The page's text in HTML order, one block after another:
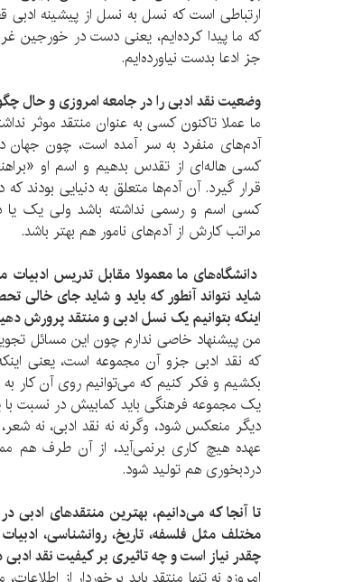
ارتباطی است که نسل به نسل از پیشینه
که ما پیدا کرده‌ایم، یعنی دست در خورجین
جز ادعا بدست نیاورده‌ایم.
وضعیت نقد ادبی را در جامعه امروزی و حال
ما عملا تاکنون کسی به عنوان منتقد موثر
آدم‌های منفرد به سر آمده است، چون جهان
کسی هاله‌ای از تقدس بدهیم و اسم او
قرار گیرد. آن آدم‌ها متعلق به دنیایی بودند
کسی اسم و رسمی نداشته باشد ولی یک یا
مراتب کارش از آدم‌های نامور هم بهتر باشد.
دانشگاه‌های ما معمولا مقابل تدریس
شاید نتواند آنطور که باید و شاید جای خالی
اینکه بتوانیم یک نسل ادبی و منتقد پرورش
من پیشنهاد خاصی ندارم چون این مسائل
که نقد ادبی جزو آن مجموعه است، یعنی
بکشیم و فکر کنیم که می‌توانیم روی آن
یک مجموعه فرهنگی باید کمابیش در نسبت با
دیگر منعکس شود، وگرنه نه نقد ادبی، نه
عهده هیچ کاری برنمی‌آید، از آن طرف هم
دردبخوری هم تولید شود.
تا آنجا که می‌دانیم، بهترین منتقدهای ادبی
مختلف مثل فلسفه، تاریخ، روانشناسی،
چقدر نیاز است و چه تاثیری بر کیفیت نقد ادبی